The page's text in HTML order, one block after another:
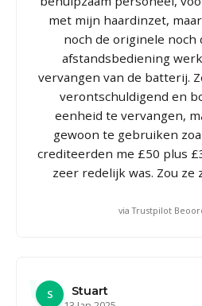
met mijn haardinzet,
noch de originele noch
afstandsbediening
vervangen van de batterij.
verontschuldigend en
eenheid te vervangen,
gewoon te gebruiken
crediteerden me £50 plus
zeer redelijk was. Zou ze
via Trustpilot
S
Stuart